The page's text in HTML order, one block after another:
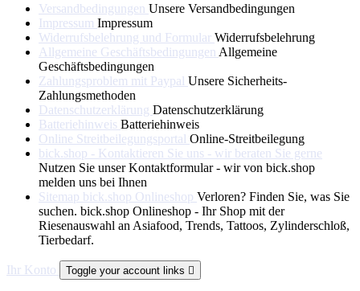
Versandbedingungen Unsere Versandbedingungen
Impressum Impressum
Widerrufsbelehrung und Formular Widerrufsbelehrung
Allgemeine Geschäftsbedingungen Allgemeine
Geschäftsbedingungen
Zahlungsproblem mit Paypal Unsere Sicherheits-
Zahlungsmethoden
Datenschutzerklärung Datenschutzerklärung
Batteriehinweis Batteriehinweis
Online Streitbeilegungsportal Online-Streitbeilegung
bick.shop - Kontaktieren Sie uns - wir beraten Sie gerne
Nutzen Sie unser Kontaktformular - wir von bick.shop
melden uns bei Ihnen
Sitemap bick.shop Onlineshop Verloren? Finden Sie, was Sie
suchen. bick.shop Onlineshop - Ihr Shop mit der
Riesenauswahl an Asiafood, Trends, Tattoos, Zylinderschloß,
Tierbedarf.
Ihr Konto Toggle your account links 